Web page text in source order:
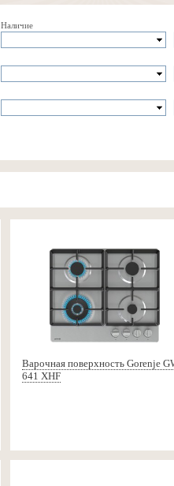
Наличие
Варочная поверхность Gorenje
641 XHF